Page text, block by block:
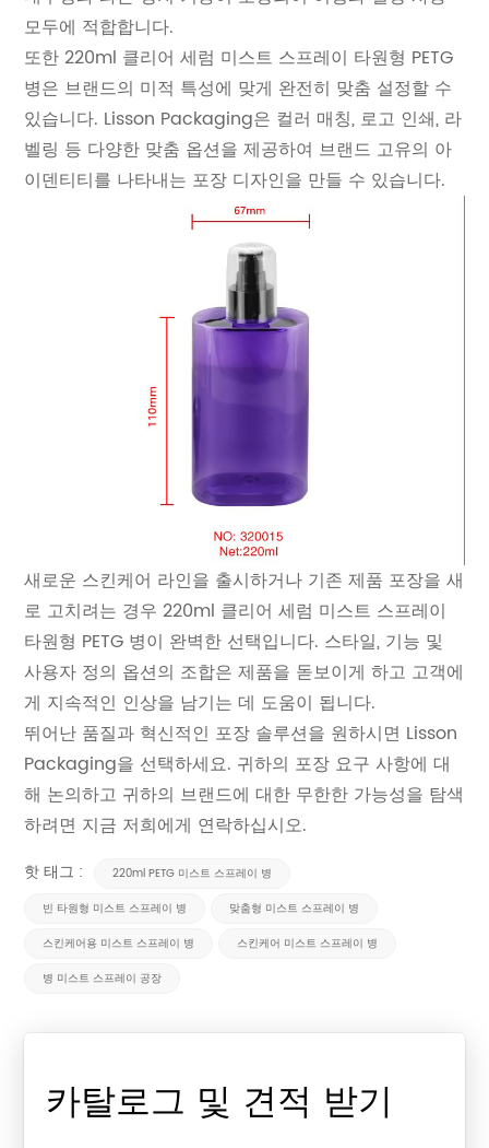
모두에 적합합니다.
또한 220ml 클리어 세럼 미스트 스프레이 타원형 PETG
병은 브랜드의 미적 특성에 맞게 완전히 맞춤 설정할 수
있습니다. Lisson Packaging은 컬러 매칭, 로고 인쇄, 라
벨링 등 다양한 맞춤 옵션을 제공하여 브랜드 고유의 아
이덴티티를 나타내는 포장 디자인을 만들 수 있습니다.
새로운 스킨케어 라인을 출시하거나 기존 제품 포장을 새
로 고치려는 경우 220ml 클리어 세럼 미스트 스프레이
타원형 PETG 병이 완벽한 선택입니다. 스타일, 기능 및
사용자 정의 옵션의 조합은 제품을 돋보이게 하고 고객에
게 지속적인 인상을 남기는 데 도움이 됩니다.
뛰어난 품질과 혁신적인 포장 솔루션을 원하시면 Lisson
Packaging을 선택하세요. 귀하의 포장 요구 사항에 대
해 논의하고 귀하의 브랜드에 대한 무한한 가능성을 탐색
하려면 지금 저희에게 연락하십시오.
핫 태그 :
220ml PETG 미스트 스프레이 병
빈 타원형 미스트 스프레이 병
맞춤형 미스트 스프레이 병
스킨케어용 미스트 스프레이 병
스킨케어 미스트 스프레이 병
병 미스트 스프레이 공장
카탈로그 및 견적 받기